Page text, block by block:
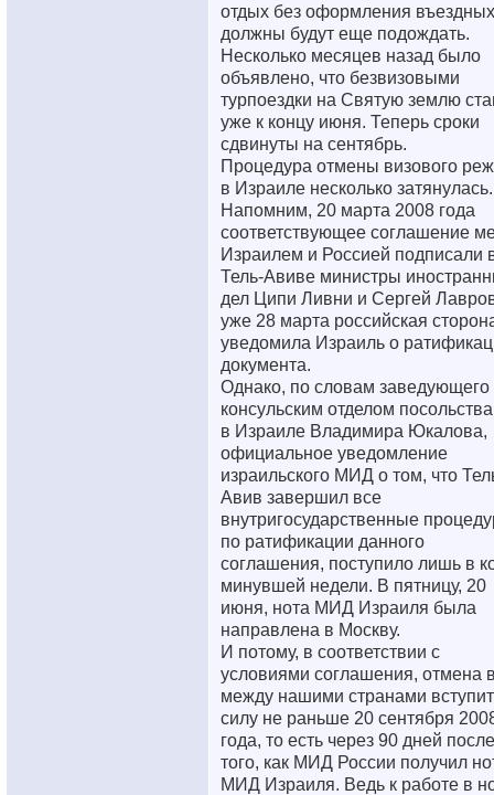
отдых без оформления
должны будут еще подождать.
Несколько месяцев назад было
объявлено, что безвизовыми
турпоездки на Святую землю
уже к концу июня. Теперь сроки
сдвинуты на сентябрь.
Процедура отмены визового
в Израиле несколько затянулась.
Напомним, 20 марта 2008 года
соответствующее соглашение
Израилем и Россией подписали
Тель-Авиве министры
дел Ципи Ливни и Сергей
уже 28 марта российская
уведомила Израиль о
документа.
Однако, по словам заведующего
консульским отделом
в Израиле Владимира Юкалова,
официальное уведомление
израильского МИД о том, что
Авив завершил все
внутригосударственные
по ратификации данного
соглашения, поступило лишь в
минувшей недели. В пятницу, 20
июня, нота МИД Израиля была
направлена в Москву.
И потому, в соответствии с
условиями соглашения, отмена
между нашими странами
силу не раньше 20 сентября
года, то есть через 90 дней после
того, как МИД России получил
МИД Израиля. Ведь к работе в